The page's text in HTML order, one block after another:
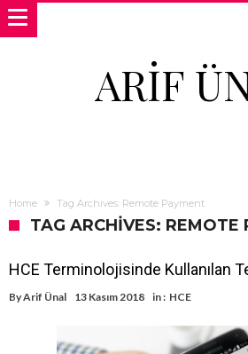
ARIF
Home Tag Archives: Remote Payment
TAG ARCHIVES: REMOTE
HCE Terminolojisinde Kullanılan
ByArif Ünal 13 Kasım 2018 in : HCE